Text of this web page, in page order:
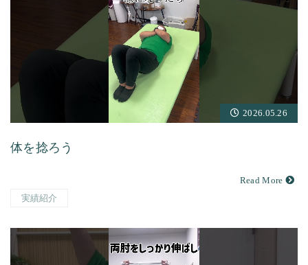
2026.05.26
体を捻ろう
Read More
実績紹介